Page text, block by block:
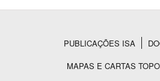
Rodapé
PUBLICAÇÕES ISA
MAPAS E CARTAS